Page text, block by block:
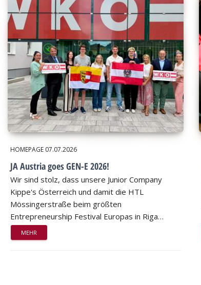
HOMEPAGE 07.07.2026
JA Austria goes GEN-E 2026!
Wir sind stolz, dass unsere Junior Company
Kippe's Österreich und damit die HTL
Mössingerstraße beim größten
Entrepreneurship Festival Europas in Riga…
MEHR